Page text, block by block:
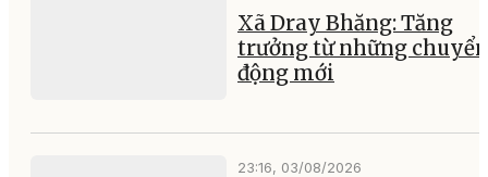
Xã Dray Bhăng: Tăng
trưởng từ những chuyển
động mới
23:16, 03/08/2026